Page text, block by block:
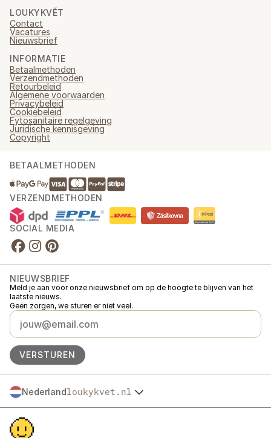
LOUKYKVĚT
Contact
Vacatures
Nieuwsbrief
INFORMATIE
Betaalmethoden
Verzendmethoden
Retourbeleid
Algemene voorwaarden
Privacybeleid
Cookiebeleid
Fytosanitaire regelgeving
Juridische kennisgeving
Copyright
BETAALMETHODEN
VERZENDMETHODEN
SOCIAL MEDIA
NIEUWSBRIEF
Meld je aan voor onze nieuwsbrief om op de hoogte te blijven van het
laatste nieuws.
Geen zorgen, we sturen er niet veel.
VERSTUREN
Nederlandloukykvet.nl
Česko
Slovensko
Polska
Loukykvět s.r.o. staat ingeschreven in het handelsregister van de
gemeentelijke rechtbank in Praag, sectie C, dossier 268616.